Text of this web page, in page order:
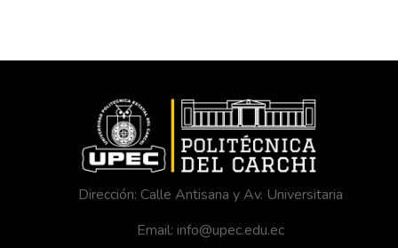
Dirección: Calle Antisana y Av. Universitaria
Email: info@upec.edu.ec